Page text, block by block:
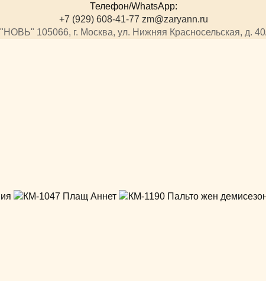
Телефон/WhatsApp:
+7 (929) 608-41-77 zm@zaryann.ru
105066, г. Москва, ул. Нижняя Красносельская, д.